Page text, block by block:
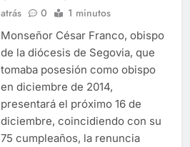
atrás
0 1 minutos
Monseñor César Franco, obispo
de la diócesis de Segovia, que
tomaba posesión como obispo
en diciembre de 2014,
presentará el próximo 16 de
diciembre, coincidiendo con su
75 cumpleaños, la renuncia